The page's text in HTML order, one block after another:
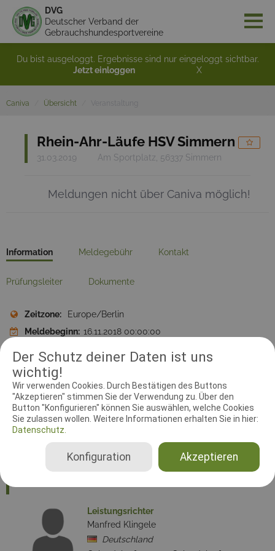
Der Schutz deiner Daten ist uns
wichtig!
Wir verwenden Cookies. Durch Bestätigen des Buttons
"Akzeptieren" stimmen Sie der Verwendung zu. Über den
Button "Konfigurieren" können Sie auswählen, welche Cookies
Sie zulassen wollen. Weitere Informationen erhalten Sie in hier:
Datenschutz.
Akzeptieren
Konfiguration
DVG
Deutscher Verband der
Gebrauchshundesportvereine
Du bist ausgeloggt. Ergebnisse sind nur eingeloggt sichtbar.
Jetzt einloggen
X
Caniva Übersicht
Rhein-Ahr-Läufe HSV Simmern
31.03.2019 Am Sportplatz, 56337 Simmern
Meldungen nicht über Caniva möglich!
Information Meldegebühr Kontakt
Prüfungsleiter Dokumente
Zeitzone:
Europe/Berlin
Meldebeginn: 16.11.2018 00:00:00
Startplätze Geländelauf 2000m:
Startplätze Geländelauf 5000m:25
Disziplin:
Geländelauf 2000m, Geländelauf 5000m
Ausrichtender Verein: HSV Simmern /Ww. e. V., 5-2-12
Adresse: Am Sportplatz, 56337 Simmern
Homepage:
www.hsv-simmern.jimdo.com/
Leistungsrichter
Manfred Klingele
Deutschland